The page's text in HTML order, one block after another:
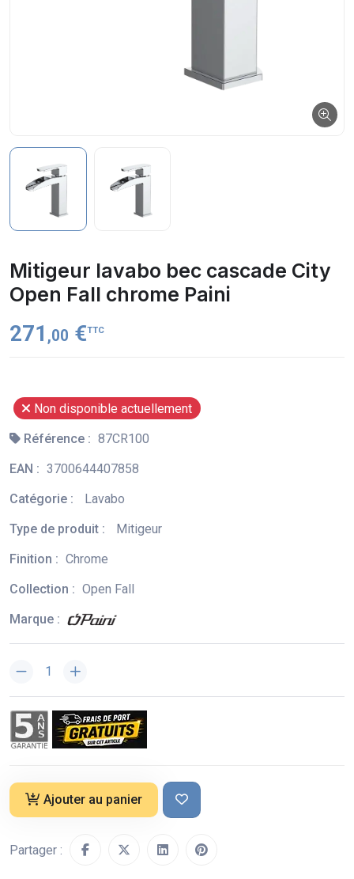
Mitigeur lavabo bec cascade City
Open Fall chrome Paini
271 ,00 €TTC
Non disponible actuellement
Référence : 87CR100
EAN : 3700644407858
Catégorie :
Lavabo
Type de produit :
Mitigeur
Finition : Chrome
Collection : Open Fall
Marque :
Ajouter au panier
Partager :